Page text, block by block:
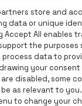
Over be•at
be•at App
be•at
store and
data or unique
Accept All enables
the purposes
process data to
your consent
disabled, some
as relevant to
to change your